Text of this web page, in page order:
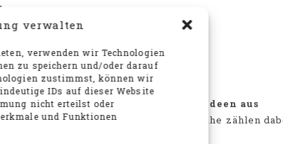
verwalten
verwenden wir Technologien
zu speichern und/oder darauf
zustimmst, können wir
IDs auf dieser Website
nicht erteilst oder
und Funktionen
extra einkaufen gehst. Ziel ist es,
Ideen aus
wie Gewürze, Öl oder Brühe zählen
Lebensmittel zuerst nutzt.